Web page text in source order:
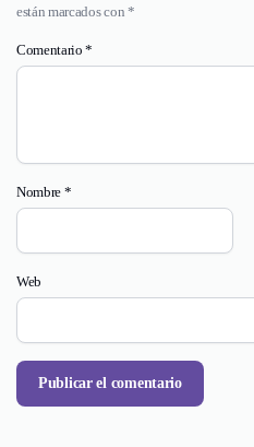
están marcados con *
Comentario*
Nombre *
Web